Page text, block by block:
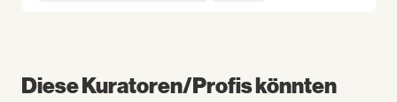
Diese Kuratoren/Profis könnten